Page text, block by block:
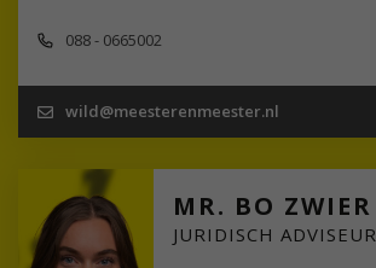
088 - 0665002
wild@meesterenmeester.nl
MR. BO ZWIER
JURIDISCH ADVISEUR